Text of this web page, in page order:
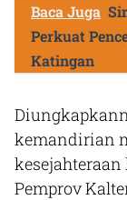
Baca Juga
Perkuat
Katingan
kemandirian
Pemprov